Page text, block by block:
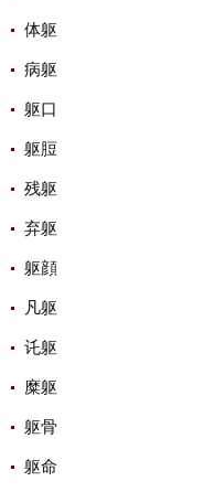
体躯
病躯
躯口
躯脰
残躯
弃躯
躯顔
凡躯
讬躯
糜躯
躯骨
躯命